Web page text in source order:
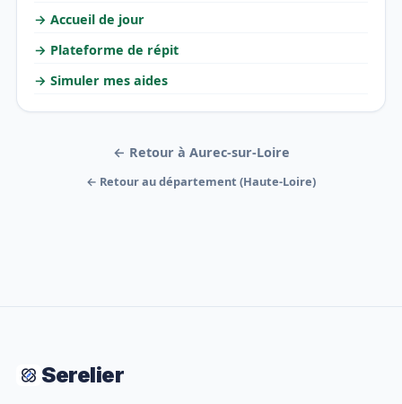
→ Accueil de jour
→ Plateforme de répit
→ Simuler mes aides
← Retour à Aurec-sur-Loire
← Retour au département (Haute-Loire)
Serelier